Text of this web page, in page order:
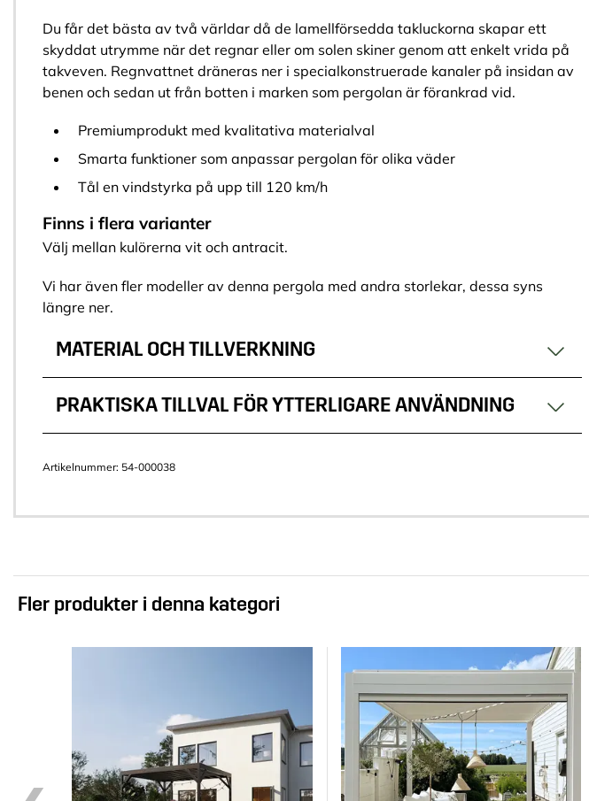
Du får det bästa av två världar då de lamellförsedda takluckorna skapar ett
skyddat utrymme när det regnar eller om solen skiner genom att enkelt vrida på
takveven. Regnvattnet dräneras ner i specialkonstruerade kanaler på insidan av
benen och sedan ut från botten i marken som pergolan är förankrad vid.
Premiumprodukt med kvalitativa materialval
Smarta funktioner som anpassar pergolan för olika väder
Tål en vindstyrka på upp till 120 km/h
Finns i flera varianter
Välj mellan kulörerna vit och antracit.
Vi har även fler modeller av denna pergola med andra storlekar, dessa syns
längre ner.
MATERIAL OCH TILLVERKNING
PRAKTISKA TILLVAL FÖR YTTERLIGARE ANVÄNDNING
Artikelnummer: 54-000038
Fler produkter i denna kategori